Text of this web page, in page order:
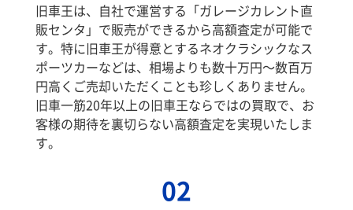
旧車王は、自社で運営する「ガレージカレント直
販センタ」で販売ができるから高額査定が可能で
す。特に旧車王が得意とするネオクラシックなス
ポーツカーなどは、相場よりも数十万円～数百万
円高くご売却いただくことも珍しくありません。
旧車一筋20年以上の旧車王ならではの買取で、お
客様の期待を裏切らない高額査定を実現いたしま
す。
02